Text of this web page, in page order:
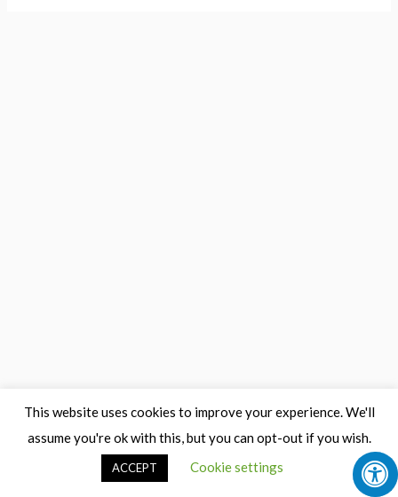
This website uses cookies to improve your experience. We'll
assume you're ok with this, but you can opt-out if you wish.
Cookie settings
ACCEPT